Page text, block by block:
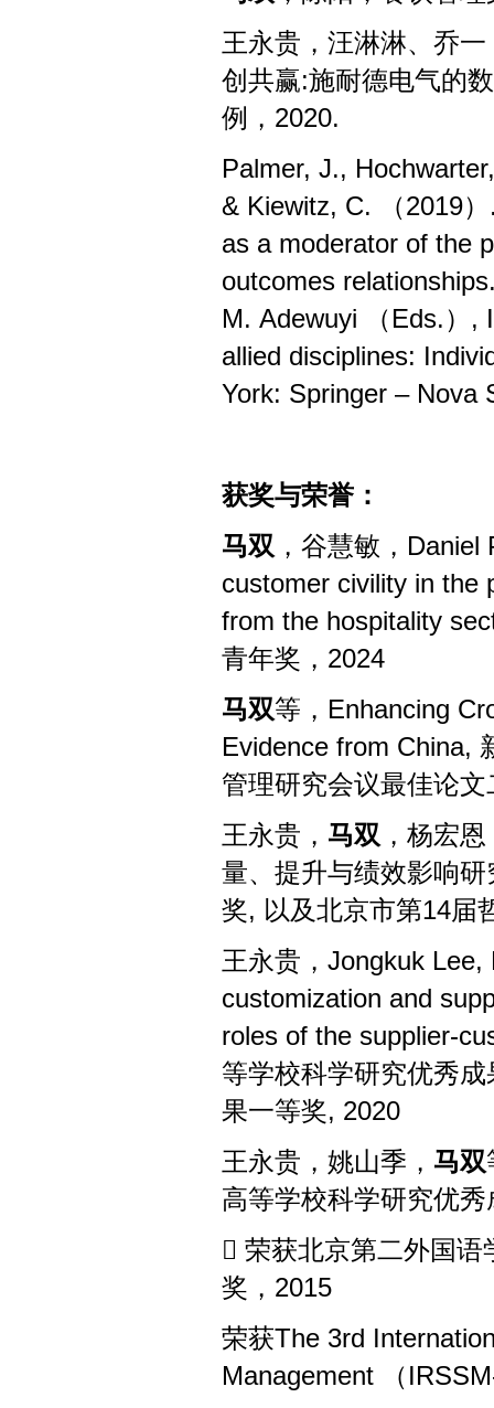
王永贵，汪淋淋、乔
创共赢:施耐德电气的
例， 2020.
Palmer, J.,
& Kiewitz, C. （2019
as a moderator of the
outcomes
M. Adewuyi （Eds.）,
allied disciplines:
York: Springer –Nova
获奖与荣誉：
马双 ，谷慧敏， Daniel
customer civility in the
from the hospitality
青年奖， 2024
马双等， Enhancing
Evidence from China,
管理研究会议最佳论文
王永贵， 马双 ，杨宏
量、提升与绩效影响
奖, 以及北京市第14届
王永贵， Jongkuk
customization and
roles of the supplier-
等学校科学研究优秀
果一等奖, 2020
王永贵，姚山季， 马双
高等学校科学研究优秀
 荣获北京第二外国语
奖， 2015
荣获The 3rd
Management （